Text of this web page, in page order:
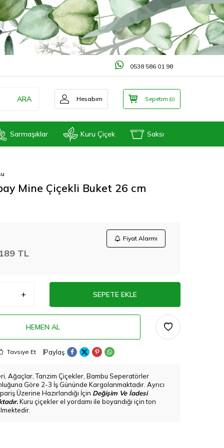
0538 586 01 98
ARA Hesabım Sepetim (0)
Sarmaşıklar Kuru Çiçek Saksı
Mine Çiçekli Buket 26 cm
Fiyat Alarmı
189 TL
SEPETE EKLE
HEMEN AL
Tavsiye Et Paylaş
Ağaçlar, Tanzim Çiçekler, Bambu Seperatörler
Göre 2-3 İş Gününde Kargolanmaktadır. Ayrıcı
Üzerine Hazırlandığı İçin Değişim Ve İadesi
Kuru çiçekler el yordamı ile boyandığı için ton